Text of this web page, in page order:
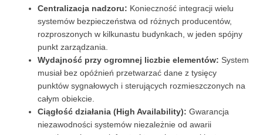
Centralizacja nadzoru: Konieczność integracji wielu
systemów bezpieczeństwa od różnych producentów,
rozproszonych w kilkunastu budynkach, w jeden spójny
punkt zarządzania.
Wydajność przy ogromnej liczbie elementów: System
musiał bez opóźnień przetwarzać dane z tysięcy
punktów sygnałowych i sterujących rozmieszczonych na
całym obiekcie.
Ciągłość działania (High Availability): Gwarancja
niezawodności systemów niezależnie od awarii
internetowej,
na podstawie
tego, jak
strona jest
używana.
Doświadczenie
strona
internetowa
działała jak